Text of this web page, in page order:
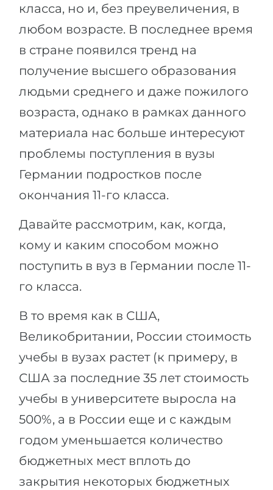
класса, но и, без преувеличения, в
любом возрасте. В последнее время
в стране появился тренд на
получение высшего образования
людьми среднего и даже пожилого
возраста, однако в рамках данного
материала нас больше интересуют
проблемы поступления в вузы
Германии подростков после
окончания 11-го класса.
Давайте рассмотрим, как, когда,
кому и каким способом можно
поступить в вуз в Германии после 11-
го класса.
В то время как в США,
Великобритании, России стоимость
учебы в вузах растет (к примеру, в
США за последние 35 лет стоимость
учебы в университете выросла на
500%, а в России еще и с каждым
годом уменьшается количество
бюджетных мест вплоть до
закрытия некоторых бюджетных